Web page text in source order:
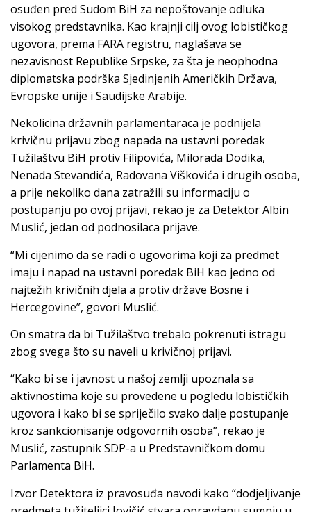
osuđen pred Sudom BiH za nepoštovanje odluka
visokog predstavnika. Kao krajnji cilj ovog lobističkog
ugovora, prema FARA registru, naglašava se
nezavisnost Republike Srpske, za šta je neophodna
diplomatska podrška Sjedinjenih Američkih Država,
Evropske unije i Saudijske Arabije.
Nekolicina državnih parlamentaraca je podnijela
krivičnu prijavu zbog napada na ustavni poredak
Tužilaštvu BiH protiv Filipovića, Milorada Dodika,
Nenada Stevandića, Radovana Viškovića i drugih osoba,
a prije nekoliko dana zatražili su informaciju o
postupanju po ovoj prijavi, rekao je za Detektor Albin
Muslić, jedan od podnosilaca prijave.
“Mi cijenimo da se radi o ugovorima koji za predmet
imaju i napad na ustavni poredak BiH kao jedno od
najtežih krivičnih djela a protiv države Bosne i
Hercegovine”, govori Muslić.
On smatra da bi Tužilaštvo trebalo pokrenuti istragu
zbog svega što su naveli u krivičnoj prijavi.
“Kako bi se i javnost u našoj zemlji upoznala sa
aktivnostima koje su provedene u pogledu lobističkih
ugovora i kako bi se spriječilo svako dalje postupanje
kroz sankcionisanje odgovornih osoba”, rekao je
Muslić, zastupnik SDP-a u Predstavničkom domu
Parlamenta BiH.
Izvor Detektora iz pravosuđa navodi kako “dodjeljivanje